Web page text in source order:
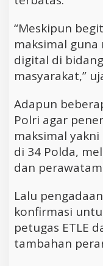
“Meskipun
maksimal
digital di
masyarakat,”
Adapun
Polri agar
maksimal
di 34 Polda,
dan
Lalu
konfirmasi
petugas ETLE
tambahan